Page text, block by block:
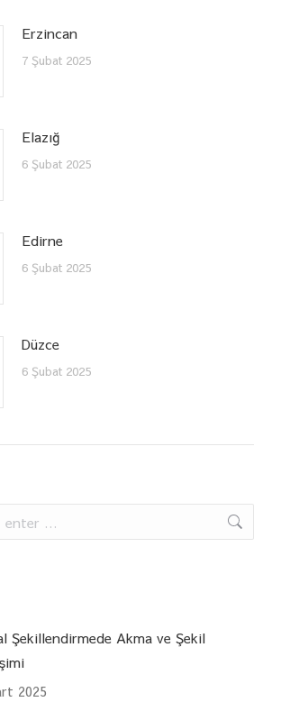
Erzincan
7 Şubat 2025
Elazığ
6 Şubat 2025
Edirne
6 Şubat 2025
Düzce
6 Şubat 2025
Şekillendirmede Akma ve Şekil
2025